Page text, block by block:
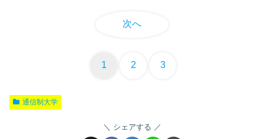
次へ
1 2 3
通信制大学
シェアする